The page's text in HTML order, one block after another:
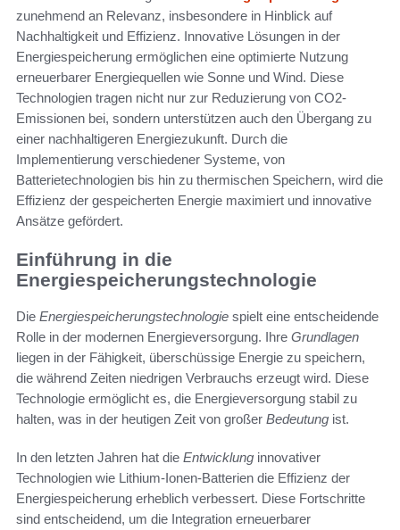
zunehmend an Relevanz, insbesondere in Hinblick auf
Nachhaltigkeit und Effizienz. Innovative Lösungen in der
Energiespeicherung ermöglichen eine optimierte Nutzung
erneuerbarer Energiequellen wie Sonne und Wind. Diese
Technologien tragen nicht nur zur Reduzierung von CO2-
Emissionen bei, sondern unterstützen auch den Übergang zu
einer nachhaltigeren Energiezukunft. Durch die
Implementierung verschiedener Systeme, von
Batterietechnologien bis hin zu thermischen Speichern, wird die
Effizienz der gespeicherten Energie maximiert und innovative
Ansätze gefördert.
Einführung in die
Energiespeicherungstechnologie
Die Energiespeicherungstechnologie spielt eine entscheidende
Rolle in der modernen Energieversorgung. Ihre Grundlagen
liegen in der Fähigkeit, überschüssige Energie zu speichern,
die während Zeiten niedrigen Verbrauchs erzeugt wird. Diese
Technologie ermöglicht es, die Energieversorgung stabil zu
halten, was in der heutigen Zeit von großer Bedeutung ist.
In den letzten Jahren hat die Entwicklung innovativer
Technologien wie Lithium-Ionen-Batterien die Effizienz der
Energiespeicherung erheblich verbessert. Diese Fortschritte
sind entscheidend, um die Integration erneuerbarer